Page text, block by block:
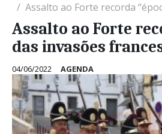
Assalto ao Forte recorda “época
Assalto ao Forte
das invasões
04/06/2022 AGENDA